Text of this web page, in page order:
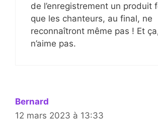
de l’enregistrement un produit
que les chanteurs, au final, ne
reconnaîtront même pas ! Et
n’aime pas.
Bernard
12 mars 2023 à 13:33